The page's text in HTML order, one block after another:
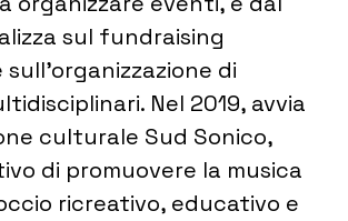
sul fundraising
di
Nel 2019, avvia
culturale Sud Sonico,
di promuovere la musica
ricreativo, educativo e